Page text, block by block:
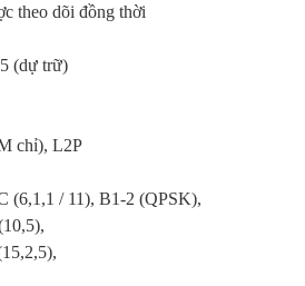
theo dõi đồng thời
(dự trữ)
chỉ), L2P
(6,1,1 / 11), B1-2 (QPSK),